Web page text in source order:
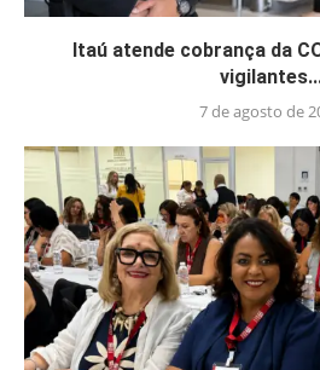
Itaú atende cobrança da
7 de agosto de